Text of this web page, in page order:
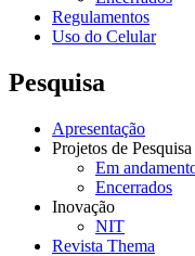
Regulamentos
Uso do Celular
Pesquisa
Apresentação
Projetos de Pesquisa
Em
Encerrados
Inovação
NIT
Revista Thema